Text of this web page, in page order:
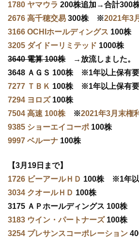
1780 ヤマウラ 200株追加→合計300
2676 高千穂交易 300株 ※2021年3
3166 OCHIホールディングス 100株
3205 ダイドーリミテッド 1000株
3640 電算 100株 →放流しました。
3648 ＡＧＳ 100株 ※1年以上保有要
7277 ＴＢＫ 100株 ※1年以上保有要
7294 ヨロズ100株
7504 高速 100株 ※2021年3月末権
9385 ショーエイコーポ 100株
9997 ベルーナ 100株
【3月19日まで】
1726 ビーアールＨＤ 100株 ※1年以
3034 クオールＨＤ 100株
3175 ＡＰホールディングス 100株
3183 ウイン・パートナーズ100株
3254 プレサンスコーポレーション